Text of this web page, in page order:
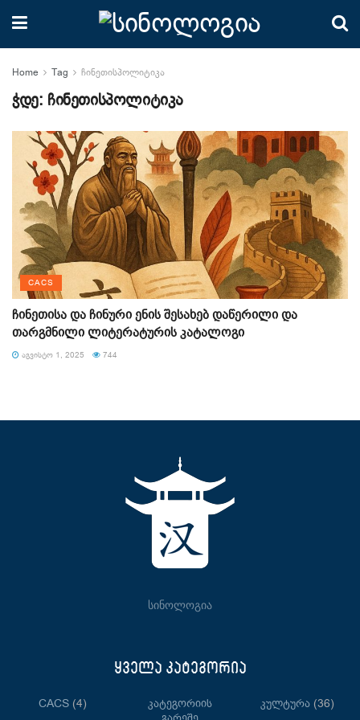
Home Tag ჩინეთისპოლიტიკა
ჭდე: ჩინეთისპოლიტიკა
CACS
ჩინეთისა და ჩინური ენის შესახებ დაწერილი და
თარგმნილი ლიტერატურის კატალოგი
ᲐᲒᲕᲘᲡᲢᲝ 1, 2025 744
სინოლოგია
ყველა კატეგორია
CACS (4)
Კატეგორიის
Კულტურა (36)